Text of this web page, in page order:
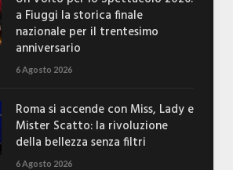
a Fiuggi la storica finale
nazionale per il trentesimo
anniversario
6 Agosto 2026
Roma si accende con Miss, Lady e
Mister Scatto: la rivoluzione
della bellezza senza filtri
6 Agosto 2026